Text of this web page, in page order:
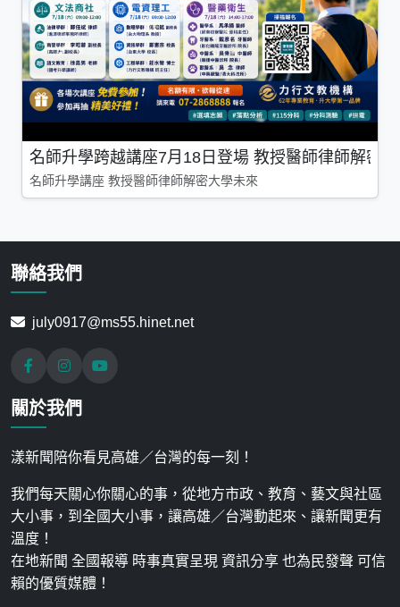
名師升學跨越講座7月18日登場 教授醫師律師解密
名師升學講座 教授醫師律師解密大學未來
聯絡我們
july0917@ms55.hinet.net
關於我們
漾新聞陪你看見高雄／台灣的每一刻！
我們每天關心你關心的事，從地方市政、教育、藝文與社區
大小事，到全國大小事，讓高雄／台灣動起來、讓新聞更有
溫度！
在地新聞 全國報導 時事真實呈現 資訊分享 也為民發聲 可信
賴的優質媒體！